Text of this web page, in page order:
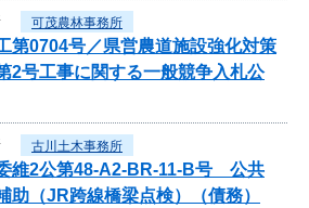
可茂農林事務所
第0704号／県営農道施設強化対策
2号工事に関する一般競争入札公
古川土木事務所
維2公第48-A2-BR-11-B号 公共
助（JR跨線橋梁点検）（債務）